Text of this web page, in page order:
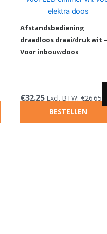
Afstandsbediening
draadloos draai/druk wit –
Voor inbouwdoos
€32.25 Excl. BTW: €26.65
BESTELLEN